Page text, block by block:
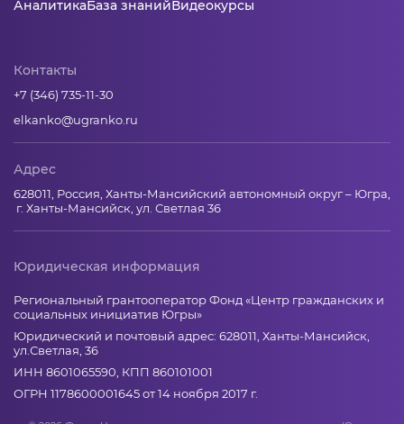
АналитикаБаза знанийВидеокурсы
Контакты
+7 (346) 735-11-30
elkanko@ugranko.ru
Адрес
628011, Россия, Ханты-Мансийский автономный округ – Югра,
г. Ханты-Мансийск, ул. Светлая 36
Юридическая информация
Региональный грантооператор Фонд «Центр гражданских и
социальных инициатив Югры»
Юридический и почтовый адрес: 628011, Ханты-Мансийск,
ул.Светлая, 36
ИНН 8601065590, КПП 860101001
ОГРН 1178600001645 от 14 ноября 2017 г.